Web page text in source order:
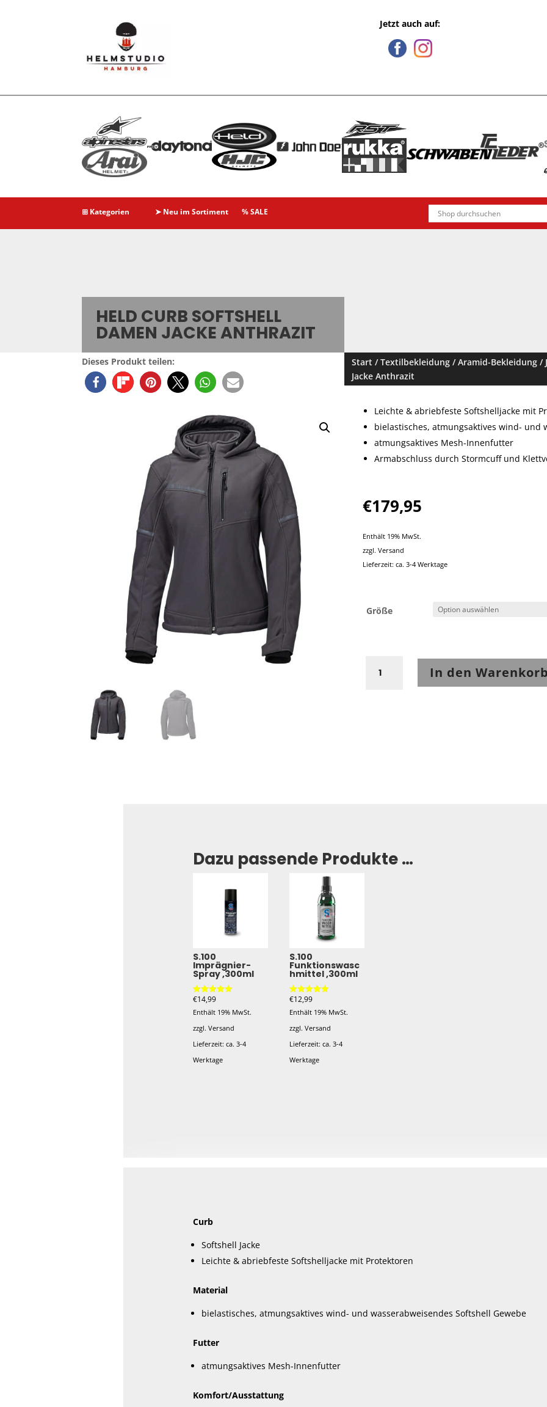
Jetzt auch auf:
⊞ Kategorien ➤ Neu im Sortiment % SALE
HELD CURB SOFTSHELL
DAMEN JACKE ANTHRAZIT
Dieses Produkt teilen: Start /Textilbekleidung /Aramid-Bekleidung /
Jacke Anthrazit
Leichte & abriebfeste Softshelljacke mit
bielastisches, atmungsaktives wind- und
atmungsaktives Mesh-Innenfutter
Armabschluss durch Stormcuff und
€179,95
Enthält 19% MwSt.
zzgl.Versand
Lieferzeit: ca. 3-4 Werktage
Größe
Curb
In den
Dazu passende Produkte …
S.100
Imprägnier-
Spray ,300ml
Bewertet mit
von 5
€14,99
Enthält 19% MwSt.
zzgl. Versand
Lieferzeit: ca. 3-4
Werktage
S.100
Funktionswasc
hmittel ,300ml
Bewertet mit
von 5
€12,99
Enthält 19% MwSt.
zzgl. Versand
Lieferzeit: ca. 3-4
Werktage
Curb
Softshell Jacke
Leichte & abriebfeste Softshelljacke mit Protektoren
Material
bielastisches, atmungsaktives wind- und wasserabweisendes Softshell Gewebe
Futter
atmungsaktives Mesh-Innenfutter
Komfort/Ausstattung